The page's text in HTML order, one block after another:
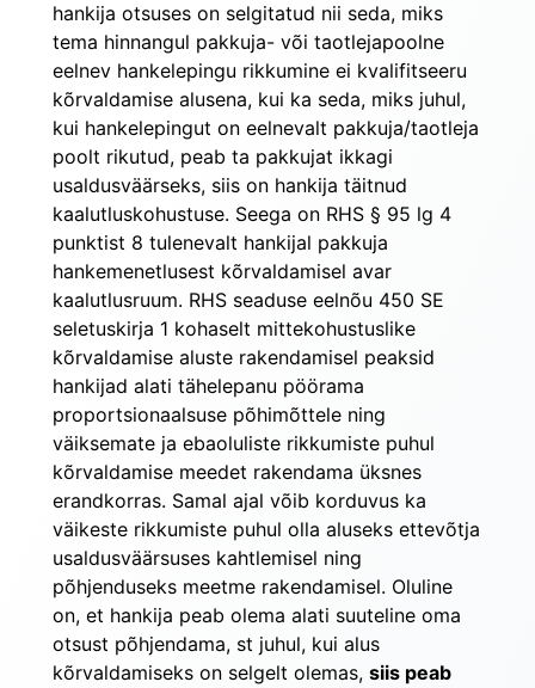
hankija otsuses on selgitatud nii seda, miks
tema hinnangul pakkuja- või taotlejapoolne
eelnev hankelepingu rikkumine ei kvalifitseeru
kõrvaldamise alusena, kui ka seda, miks juhul,
kui hankelepingut on eelnevalt pakkuja/taotleja
poolt rikutud, peab ta pakkujat ikkagi
usaldusväärseks, siis on hankija täitnud
kaalutluskohustuse. Seega on RHS § 95 lg 4
punktist 8 tulenevalt hankijal pakkuja
hankemenetlusest kõrvaldamisel avar
kaalutlusruum. RHS seaduse eelnõu 450 SE
seletuskirja 1 kohaselt mittekohustuslike
kõrvaldamise aluste rakendamisel peaksid
hankijad alati tähelepanu pöörama
proportsionaalsuse põhimõttele ning
väiksemate ja ebaoluliste rikkumiste puhul
kõrvaldamise meedet rakendama üksnes
erandkorras. Samal ajal võib korduvus ka
väikeste rikkumiste puhul olla aluseks ettevõtja
usaldusväärsuses kahtlemisel ning
põhjenduseks meetme rakendamisel. Oluline
on, et hankija peab olema alati suuteline oma
otsust põhjendama, st juhul, kui alus
kõrvaldamiseks on selgelt olemas, siis peab